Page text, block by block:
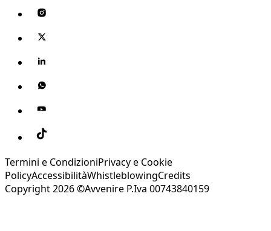
Termini e CondizioniPrivacy e Cookie
PolicyAccessibilitàWhistleblowingCredits
Copyright 2026 ©Avvenire P.Iva 00743840159